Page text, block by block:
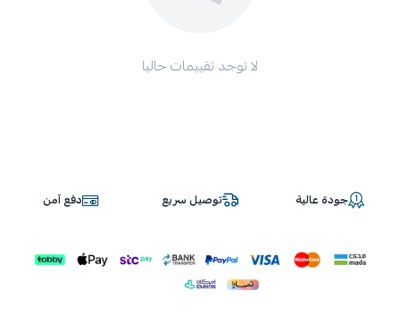
لا توجد تقييمات حاليا
جودة عالية توصيل سريع دفع آمن